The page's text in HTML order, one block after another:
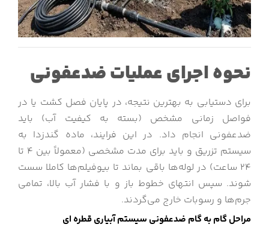
نحوه اجرای عملیات ضدعفونی
برای دستیابی به بهترین نتیجه، در پایان فصل کشت یا در
فواصل زمانی مشخص (بسته به کیفیت آب) باید
ضدعفونی انجام داد. در این فرایند، ماده گندزدا به
سیستم تزریق و باید برای مدت مشخصی (معمولاً بین ۴ تا
۲۴ ساعت) در لوله‌ها باقی بماند تا بیوفیلم‌ها کاملا سست
شوند. سپس انتهای خطوط باز و با فشار آب بالا، تمامی
جرم‌ها و رسوبات خارج می‌گردند.
مراحل گام به گام ضدعفونی سیستم آبیاری قطره ای